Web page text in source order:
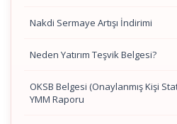
Nakdi Sermaye Artışı İndirimi
Neden Yatırım Teşvik Belgesi?
OKSB Belgesi (Onaylanmış Kişi
YMM Raporu